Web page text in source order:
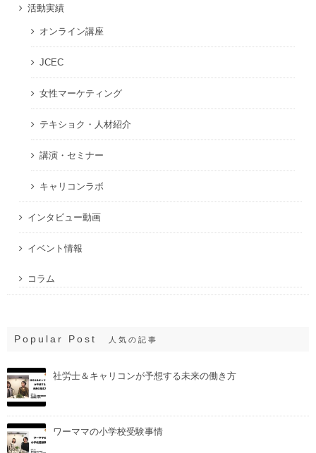
活動実績
オンライン講座
JCEC
女性マーケティング
テキショク・人材紹介
講演・セミナー
キャリコンラボ
インタビュー動画
イベント情報
コラム
Popular Post 人気の記事
社労士＆キャリコンが予想する未来の働き方
ワーママの小学校受験事情